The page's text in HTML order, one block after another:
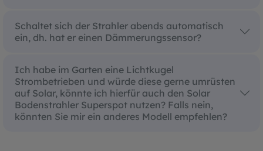
Schaltet sich der Strahler abends automatisch
ein, dh. hat er einen Dämmerungssensor?
Ich habe im Garten eine Lichtkugel
Strombetrieben und würde diese gerne umrüsten
auf Solar, könnte ich hierfür auch den Solar
Bodenstrahler Superspot nutzen? Falls nein,
könnten Sie mir ein anderes Modell empfehlen?